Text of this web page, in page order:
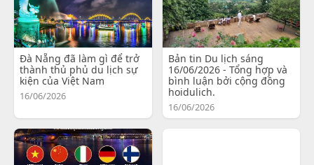
Đà Nẵng đã làm gì để trở
thành thủ phủ du lịch sự
kiện của Việt Nam
16/06/2026
Bản tin Du lịch sáng
16/06/2026 - Tổng hợp và
bình luận bởi cộng đồng
hoidulich.
16/06/2026